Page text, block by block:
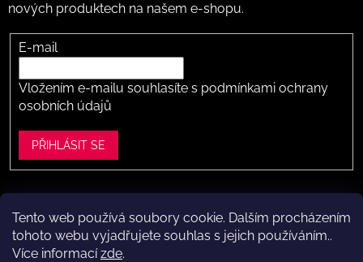
Tento web používá soubory cookie. Dalším procházením
tohoto webu vyjadřujete souhlas s jejich používáním..
Více informacízde.
nových produktech na našem e-shopu.
E-mail
Vložením e-mailu souhlasíte s podmínkami ochrany
osobních údajů
PŘIHLÁSIT SE
Vytvořil Shoptet